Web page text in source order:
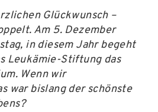
Glückwunsch –
Am 5. Dezember
in diesem Jahr begeht
Leukämie-Stiftung das
Wenn wir
war bislang der schönste